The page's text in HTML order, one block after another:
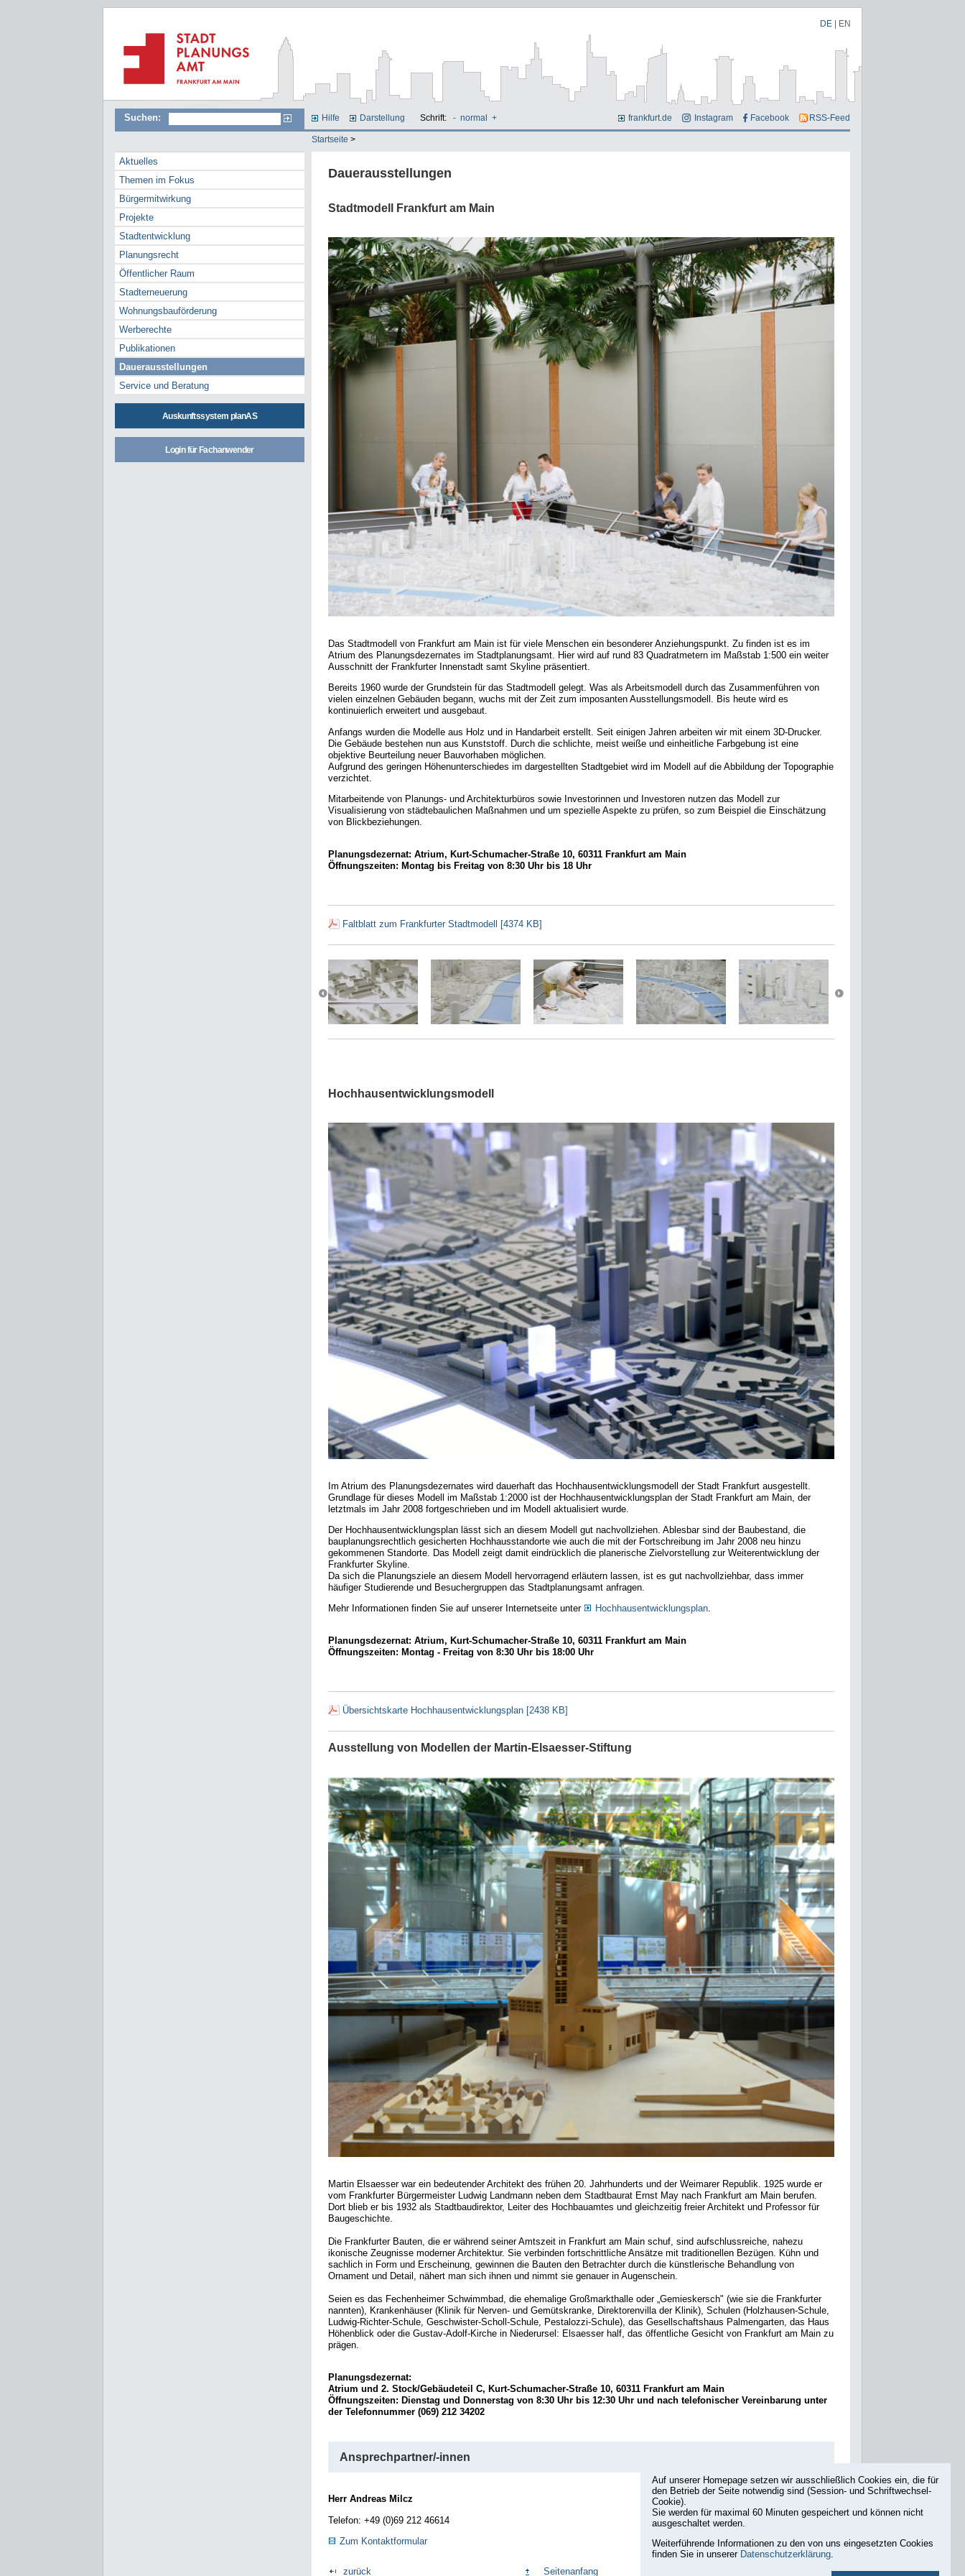
DE EN
Suchen: Hilfe Darstellung Schrift: - normal + frankfurt.de Instagram Facebook RSS-Feed
Startseite >
Aktuelles
Themen im Fokus
Bürgermitwirkung
Projekte
Stadtentwicklung
Planungsrecht
Öffentlicher Raum
Stadterneuerung
Wohnungsbauförderung
Werberechte
Publikationen
Dauerausstellungen
Service und Beratung
Auskunftssystem planAS
Login für Fachanwender
Dauerausstellungen
Stadtmodell Frankfurt am Main
Das Stadtmodell von Frankfurt am Main ist für viele Menschen ein besonderer Anziehungspunkt. Zu finden ist es im
Atrium des Planungsdezernates im Stadtplanungsamt. Hier wird auf rund 83 Quadratmetern im Maßstab 1:500 ein weiter
Ausschnitt der Frankfurter Innenstadt samt Skyline präsentiert.
Bereits 1960 wurde der Grundstein für das Stadtmodell gelegt. Was als Arbeitsmodell durch das Zusammenführen von
vielen einzelnen Gebäuden begann, wuchs mit der Zeit zum imposanten Ausstellungsmodell. Bis heute wird es
kontinuierlich erweitert und ausgebaut.
Anfangs wurden die Modelle aus Holz und in Handarbeit erstellt. Seit einigen Jahren arbeiten wir mit einem 3D-Drucker.
Die Gebäude bestehen nun aus Kunststoff. Durch die schlichte, meist weiße und einheitliche Farbgebung ist eine
objektive Beurteilung neuer Bauvorhaben möglichen.
Aufgrund des geringen Höhenunterschiedes im dargestellten Stadtgebiet wird im Modell auf die Abbildung der Topographie
verzichtet.
Mitarbeitende von Planungs- und Architekturbüros sowie Investorinnen und Investoren nutzen das Modell zur
Visualisierung von städtebaulichen Maßnahmen und um spezielle Aspekte zu prüfen, so zum Beispiel die Einschätzung
von Blickbeziehungen.
Planungsdezernat: Atrium, Kurt-Schumacher-Straße 10, 60311 Frankfurt am Main
Öffnungszeiten: Montag bis Freitag von 8:30 Uhr bis 18 Uhr
Faltblatt zum Frankfurter Stadtmodell [4374 KB]
Hochhausentwicklungsmodell
Im Atrium des Planungsdezernates wird dauerhaft das Hochhausentwicklungsmodell der Stadt Frankfurt ausgestellt.
Grundlage für dieses Modell im Maßstab 1:2000 ist der Hochhausentwicklungsplan der Stadt Frankfurt am Main, der
letztmals im Jahr 2008 fortgeschrieben und im Modell aktualisiert wurde.
Der Hochhausentwicklungsplan lässt sich an diesem Modell gut nachvollziehen. Ablesbar sind der Baubestand, die
bauplanungsrechtlich gesicherten Hochhausstandorte wie auch die mit der Fortschreibung im Jahr 2008 neu hinzu
gekommenen Standorte. Das Modell zeigt damit eindrücklich die planerische Zielvorstellung zur Weiterentwicklung der
Frankfurter Skyline.
Da sich die Planungsziele an diesem Modell hervorragend erläutern lassen, ist es gut nachvollziehbar, dass immer
häufiger Studierende und Besuchergruppen das Stadtplanungsamt anfragen.
Mehr Informationen finden Sie auf unserer Internetseite unter
Hochhausentwicklungsplan.
Planungsdezernat: Atrium, Kurt-Schumacher-Straße 10, 60311 Frankfurt am Main
Öffnungszeiten: Montag - Freitag von 8:30 Uhr bis 18:00 Uhr
Übersichtskarte Hochhausentwicklungsplan [2438 KB]
Ausstellung von Modellen der Martin-Elsaesser-Stiftung
Martin Elsaesser war ein bedeutender Architekt des frühen 20. Jahrhunderts und der Weimarer Republik. 1925 wurde er
vom Frankfurter Bürgermeister Ludwig Landmann neben dem Stadtbaurat Ernst May nach Frankfurt am Main berufen.
Dort blieb er bis 1932 als Stadtbaudirektor, Leiter des Hochbauamtes und gleichzeitig freier Architekt und Professor für
Baugeschichte.
Die Frankfurter Bauten, die er während seiner Amtszeit in Frankfurt am Main schuf, sind aufschlussreiche, nahezu
ikonische Zeugnisse moderner Architektur. Sie verbinden fortschrittliche Ansätze mit traditionellen Bezügen. Kühn und
sachlich in Form und Erscheinung, gewinnen die Bauten den Betrachter durch die künstlerische Behandlung von
Ornament und Detail, nähert man sich ihnen und nimmt sie genauer in Augenschein.
Seien es das Fechenheimer Schwimmbad, die ehemalige Großmarkthalle oder „Gemieskersch" (wie sie die Frankfurter
nannten), Krankenhäuser (Klinik für Nerven- und Gemütskranke, Direktorenvilla der Klinik), Schulen (Holzhausen-Schule,
Ludwig-Richter-Schule, Geschwister-Scholl-Schule, Pestalozzi-Schule), das Gesellschaftshaus Palmengarten, das Haus
Höhenblick oder die Gustav-Adolf-Kirche in Niederursel: Elsaesser half, das öffentliche Gesicht von Frankfurt am Main zu
prägen.
Planungsdezernat:
Atrium und 2. Stock/Gebäudeteil C, Kurt-Schumacher-Straße 10, 60311 Frankfurt am Main
Öffnungszeiten: Dienstag und Donnerstag von 8:30 Uhr bis 12:30 Uhr und nach telefonischer Vereinbarung unter
der Telefonnummer (069) 212 34202
Ansprechpartner/-innen
Herr Andreas Milcz
Telefon: +49 (0)69 212 46614
Zum Kontaktformular
zurück Seitenanfang
Auf unserer Homepage setzen wir ausschließlich Cookies ein, die für
den Betrieb der Seite notwendig sind (Session- und Schriftwechsel-
Cookie).
Sie werden für maximal 60 Minuten gespeichert und können nicht
ausgeschaltet werden.
Weiterführende Informationen zu den von uns eingesetzten Cookies
finden Sie in unserer Datenschutzerklärung.